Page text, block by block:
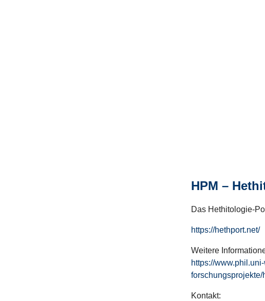
HPM –
Das Hethitologie-
https://hethport.net/
Weitere
https://
Kontakt: